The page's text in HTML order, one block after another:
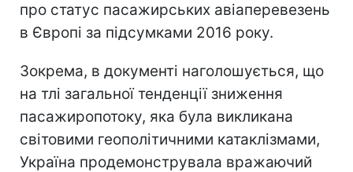
про статус пасажирських авіаперевезень
в Європі за підсумками 2016 року.
Зокрема, в документі наголошується, що
на тлі загальної тенденції зниження
пасажиропотоку, яка була викликана
світовими геополітичними катаклізмами,
Україна продемонструвала вражаючий